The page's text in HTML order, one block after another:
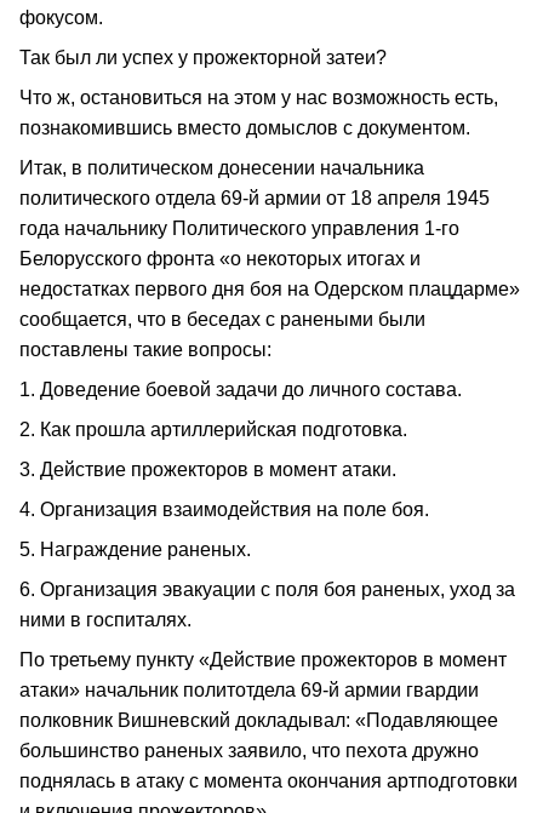
фокусом.
Так был ли успех у прожекторной затеи?
Что ж, остановиться на этом у нас возможность есть,
познакомившись вместо домыслов с документом.
Итак, в политическом донесении начальника
политического отдела 69-й армии от 18 апреля 1945
года начальнику Политического управления 1-го
Белорусского фронта «о некоторых итогах и
недостатках первого дня боя на Одерском плацдарме»
сообщается, что в беседах с ранеными были
поставлены такие вопросы:
1. Доведение боевой задачи до личного состава.
2. Как прошла артиллерийская подготовка.
3. Действие прожекторов в момент атаки.
4. Организация взаимодействия на поле боя.
5. Награждение раненых.
6. Организация эвакуации с поля боя раненых, уход за
ними в госпиталях.
По третьему пункту «Действие прожекторов в момент
атаки» начальник политотдела 69-й армии гвардии
полковник Вишневский докладывал: «Подавляющее
большинство раненых заявило, что пехота дружно
поднялась в атаку с момента окончания артподготовки